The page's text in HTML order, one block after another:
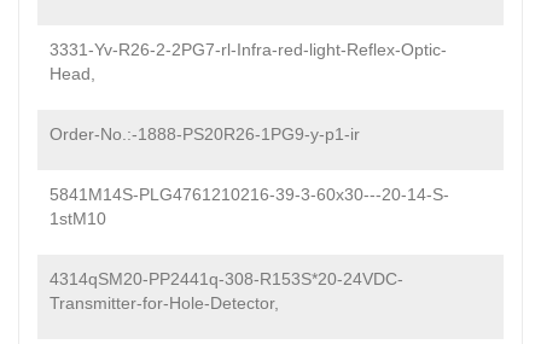
3331-Yv-R26-2-2PG7-rl-Infra-red-light-Reflex-Optic-
Head,
Order-No.:-1888-PS20R26-1PG9-y-p1-ir
5841M14S-PLG4761210216-39-3-60x30---20-14-S-
1stM10
4314qSM20-PP2441q-308-R153S*20-24VDC-
Transmitter-for-Hole-Detector,